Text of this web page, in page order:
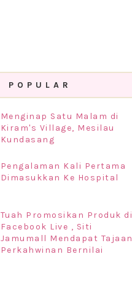
POPULAR
Menginap Satu Malam di
Kiram's Village, Mesilau
Kundasang
Pengalaman Kali Pertama
Dimasukkan Ke Hospital
Tuah Promosikan Produk di
Facebook Live , Siti
Jamumall Mendapat Tajaan
Perkahwinan Bernilai